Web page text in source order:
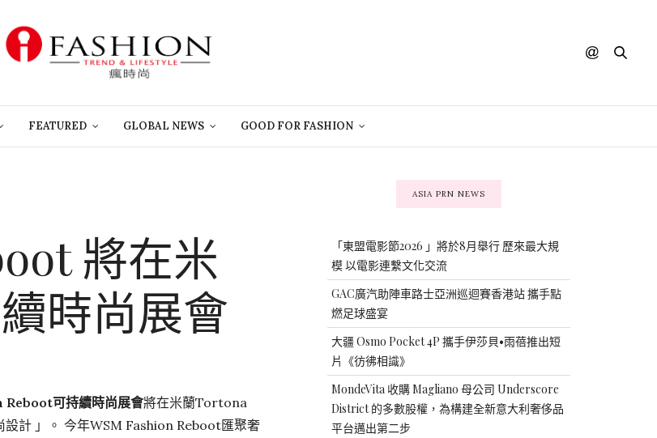
FEATURED GLOBAL NEWS GOOD FOR FASHION
將在米
時尚展會
Reboot可持續時尚展會將在米蘭Tortona
計 」。 今年WSM Fashion Reboot匯聚奢
ASIA PRN NEWS
「東盟電影節2026 」將於8月舉行 歷來最大規
模 以電影連繫文化交流
GAC廣汽助陣車路士亞洲巡迴賽香港站 攜手點
燃足球盛宴
大疆 Osmo Pocket 4P 攜手伊莎貝•雨蓓推出短
片《彷彿相識》
MondeVita 收購 Magliano 母公司 Underscore
District 的多數股權，為構建全新意大利奢侈品
平台邁出第二步